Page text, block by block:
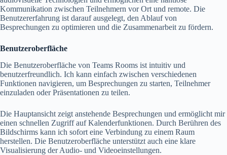
Kommunikation zwischen Teilnehmern vor Ort und remote. Die
Benutzererfahrung ist darauf ausgelegt, den Ablauf von
Besprechungen zu optimieren und die Zusammenarbeit zu fördern.
Benutzeroberfläche
Die Benutzeroberfläche von Teams Rooms ist intuitiv und
benutzerfreundlich. Ich kann einfach zwischen verschiedenen
Funktionen navigieren, um Besprechungen zu starten, Teilnehmer
einzuladen oder Präsentationen zu teilen.
Die Hauptansicht zeigt anstehende Besprechungen und ermöglicht mir
einen schnellen Zugriff auf Kalenderfunktionen. Durch Berühren des
Bildschirms kann ich sofort eine Verbindung zu einem Raum
herstellen. Die Benutzeroberfläche unterstützt auch eine klare
Visualisierung der Audio- und Videoeinstellungen.